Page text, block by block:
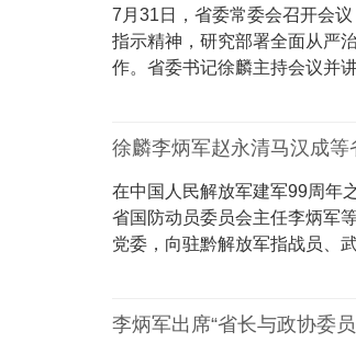
7月31日，省委常委会召开会
指示精神，研究部署全面从严
作。省委书记徐麟主持会议并
徐麟李炳军赵永清马汉成等
在中国人民解放军建军99周年
省国防动员委员会主任李炳军
党委，向驻黔解放军指战员、
李炳军出席“省长与政协委